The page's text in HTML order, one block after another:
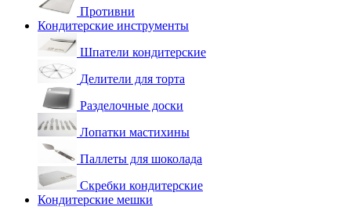
Противни
Кондитерские инструменты
Шпатели кондитерские
Делители для торта
Разделочные доски
Лопатки мастихины
Паллеты для шоколада
Скребки кондитерские
Кондитерские мешки